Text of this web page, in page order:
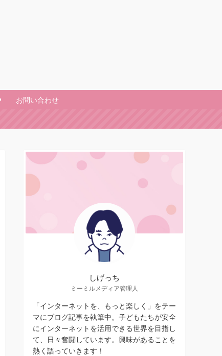
お問い合わせ
しげっち
ミーミルメディア管理人
「インターネットを、もっと楽しく」をテー
マにブログ記事を執筆中。子どもたちが安全
にインターネットを活用できる世界を目指し
て、日々奮闘しています。興味があることを
熱く語っていきます！